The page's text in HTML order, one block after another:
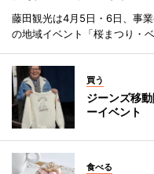
藤田観光は4月5日・6日、事
の地域イベント「桜まつり・
買う
ジーンズ移
ーイベント
食べる